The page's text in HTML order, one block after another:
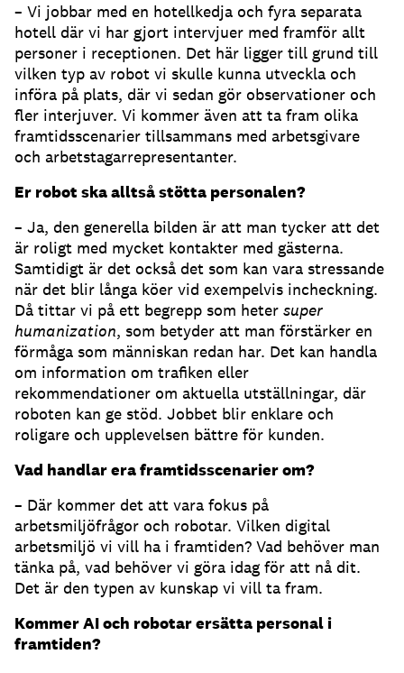
– Vi jobbar med en hotellkedja och fyra separata
hotell där vi har gjort intervjuer med framför allt
personer i receptionen. Det här ligger till grund till
vilken typ av robot vi skulle kunna utveckla och
införa på plats, där vi sedan gör observationer och
fler interjuver. Vi kommer även att ta fram olika
framtidsscenarier tillsammans med arbetsgivare
och arbetstagarrepresentanter.
Er robot ska alltså stötta personalen?
– Ja, den generella bilden är att man tycker att det
är roligt med mycket kontakter med gästerna.
Samtidigt är det också det som kan vara stressande
när det blir långa köer vid exempelvis incheckning.
Då tittar vi på ett begrepp som heter super
humanization, som betyder att man förstärker en
förmåga som människan redan har. Det kan handla
om information om trafiken eller
rekommendationer om aktuella utställningar, där
roboten kan ge stöd. Jobbet blir enklare och
roligare och upplevelsen bättre för kunden.
Vad handlar era framtidsscenarier om?
– Där kommer det att vara fokus på
arbetsmiljöfrågor och robotar. Vilken digital
arbetsmiljö vi vill ha i framtiden? Vad behöver man
tänka på, vad behöver vi göra idag för att nå dit.
Det är den typen av kunskap vi vill ta fram.
Kommer AI och robotar ersätta personal i
framtiden?